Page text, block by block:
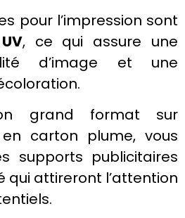
pour l’impression sont
UV, ce qui assure une
d’image et une
grand format sur
en carton plume, vous
supports publicitaires
qui attireront l’attention